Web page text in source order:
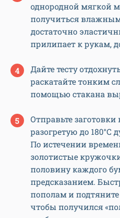
однородной мягкой
получиться
достаточно
прилипает к рукам,
Дайте тесту
раскатайте тонким
помощью стакана
Отправьте
разогретую до 180°C
По истечении
золотистые
половину каждого
предсказанием.
пополам и
чтобы получился